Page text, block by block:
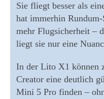
Sie fliegt besser als
hat immerhin
mehr Flugsicherheit –
liegt sie nur eine
In der Lito X1 können
Creator eine deutlich
Mini 5 Pro finden –